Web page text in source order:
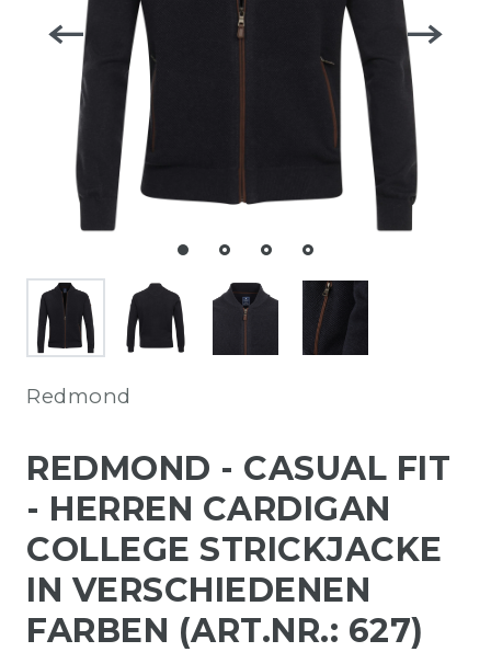
Redmond
REDMOND - CASUAL FIT
- HERREN CARDIGAN
COLLEGE STRICKJACKE
IN VERSCHIEDENEN
FARBEN (ART.NR.: 627)